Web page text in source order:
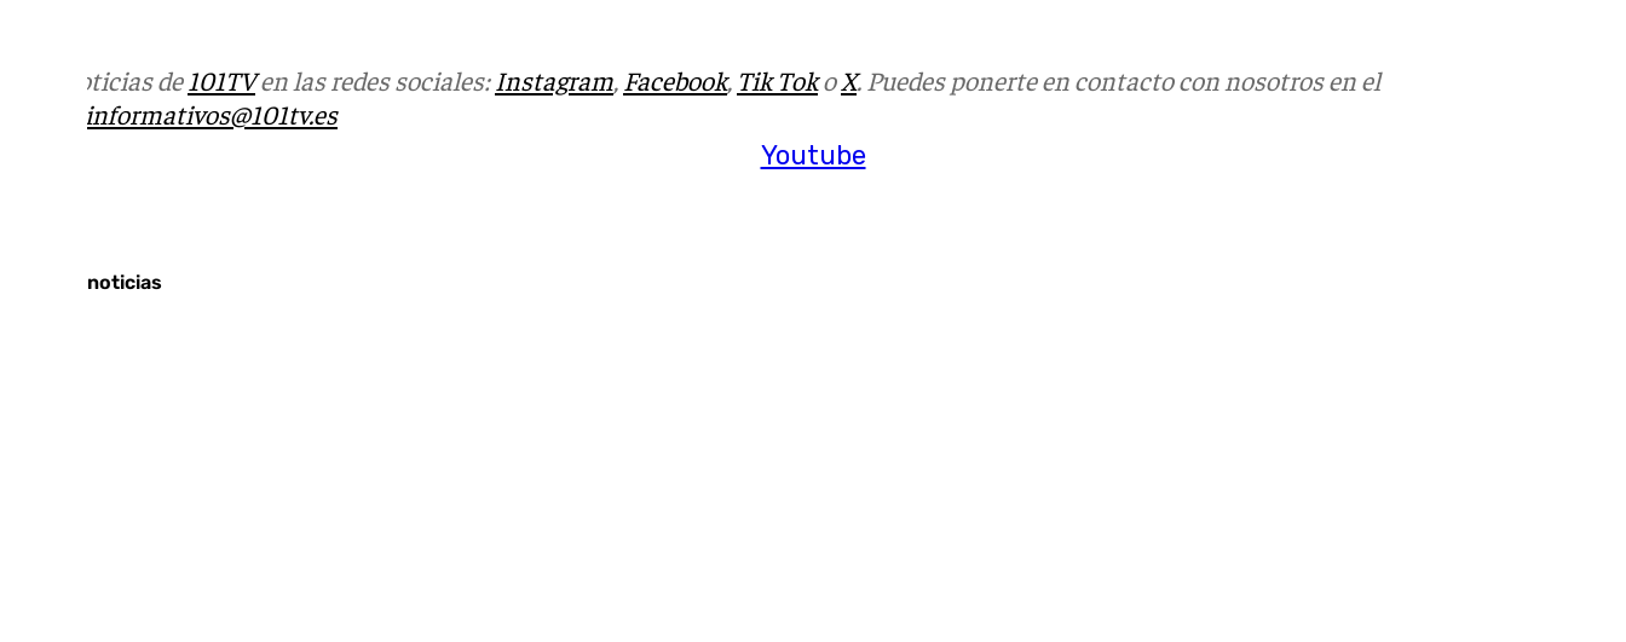
Youtube
Más noticias de 101TVen las redes sociales: Instagram, Facebook, Tik TokoX. Puedes ponerte en contacto con nosotros en el
informativos@101tv.es
Últimas noticias